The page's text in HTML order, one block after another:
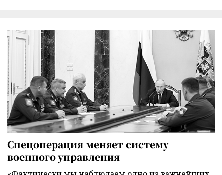
Спецоперация меняет систему
военного управления